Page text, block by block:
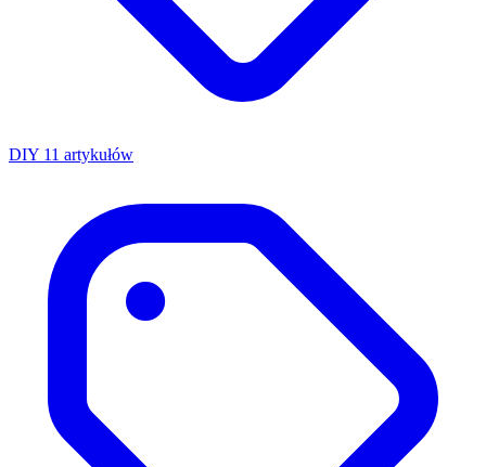
DIY 11 artykułów